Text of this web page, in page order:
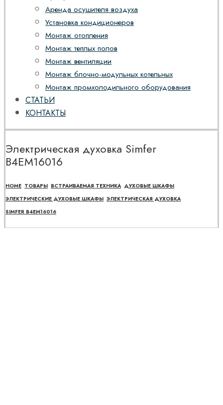
Аренда осушителя воздуха
Установка кондиционеров
Монтаж отопления
Монтаж теплых полов
Монтаж вентиляции
Монтаж блочно-модульных котельных
Монтаж промхолодильного оборудования
СТАТЬИ
КОНТАКТЫ
Электрическая духовка Simfer
B4EM16016
HOME ТОВАРЫ ВСТРАИВАЕМАЯ ТЕХНИКА ДУХОВЫЕ ШКАФЫ
ЭЛЕКТРИЧЕСКИЕ ДУХОВЫЕ ШКАФЫ ЭЛЕКТРИЧЕСКАЯ ДУХОВКА
SIMFER B4EM16016